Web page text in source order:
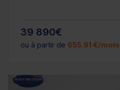
39 890€
ou à partir de 655.91 €/mois